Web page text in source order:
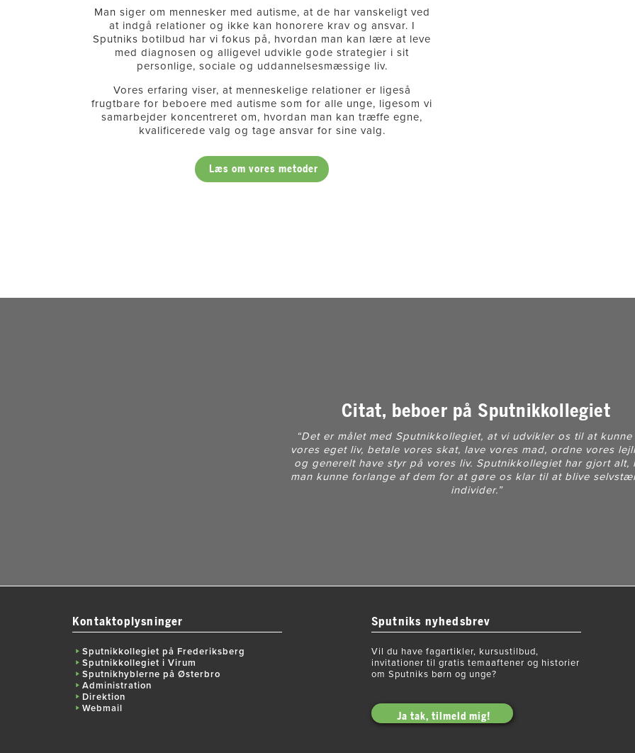
Man siger om mennesker med autisme, at de har vanskeligt ved
at indgå relationer og ikke kan honorere krav og ansvar. I
Sputniks botilbud har vi fokus på, hvordan man kan lære at leve
med diagnosen og alligevel udvikle gode strategier i sit
personlige, sociale og uddannelsesmæssige liv.
Vores erfaring viser, at menneskelige relationer er ligeså
frugtbare for beboere med autisme som for alle unge, ligesom vi
samarbejder koncentreret om, hvordan man kan træffe egne,
kvalificerede valg og tage ansvar for sine valg.​
Læs om vores metoder
Citat, beboer på Sputnikkollegiet
“Det er målet med Sputnikkollegiet, at vi udvikler os til at kunne
vores eget liv, betale vores skat, lave vores mad, ordne vores
og generelt have styr på vores liv. Sputnikkollegiet har gjort alt,
man kunne forlange af dem for at gøre os klar til at blive
individer.”
Kontaktoplysninger
Sputnikkollegiet på Frederiksberg
Sputnikkollegiet i Virum
Sputnikhyblerne på Østerbro
Administration
Direktion
Webmail
Sputniks nyhedsbrev
Vil du have fagartikler, kursustilbud,
invitationer til gratis temaaftener og historier
om Sputniks børn og unge?
Ja tak, tilmeld mig!